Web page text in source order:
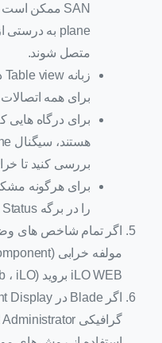
متصل شوند.
برای همه
برای درگاه هایی
بررسی کنید تا
را در برگه Status و تب Event Log مرور کنید.
اگر تمام شاخص های
iLO WEB بروید (Status Tab ، iLO ، مدیریت وب).